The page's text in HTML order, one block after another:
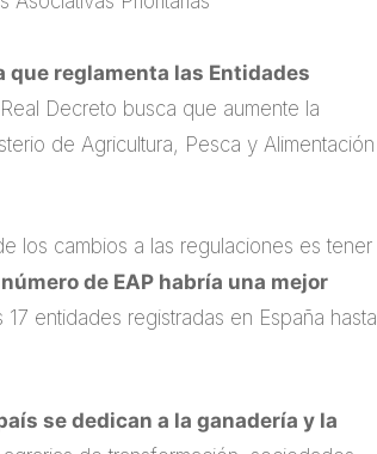
que reglamenta las Entidades
Decreto busca que aumente la
de Agricultura, Pesca y Alimentación
los cambios a las regulaciones es tener
de EAP habría una mejor
entidades registradas en España hasta
se dedican a la ganadería y la